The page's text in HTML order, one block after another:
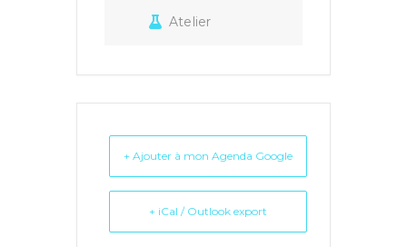
Atelier
+ Ajouter à mon Agenda Google
+ iCal / Outlook export